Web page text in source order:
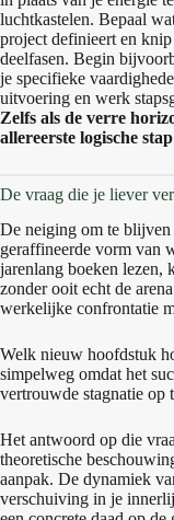
luchtkastelen. Bepaal
project definieert en
deelfasen. Begin
je specifieke
uitvoering en werk
Zelfs als de verre
allereerste logische
De vraag die je liever
De neiging om te blijven
geraffineerde vorm van
jarenlang boeken lezen,
zonder ooit echt de
werkelijke confrontatie
Welk nieuw hoofdstuk
simpelweg omdat het
vertrouwde stagnatie op
Het antwoord op die
theoretische
aanpak. De dynamiek
verschuiving in je